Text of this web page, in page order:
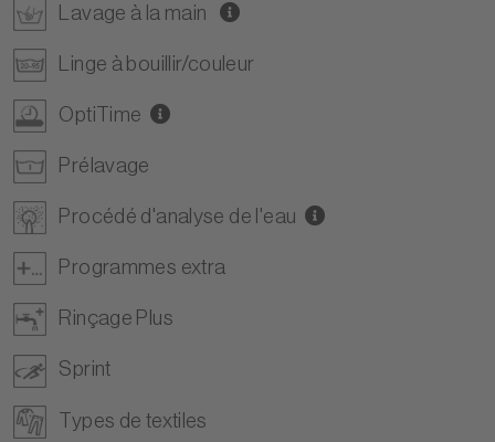
Lavage à la main
Linge à bouillir/couleur
OptiTime
Prélavage
Procédé d'analyse de l'eau
Programmes extra
Rinçage Plus
Sprint
Types de textiles